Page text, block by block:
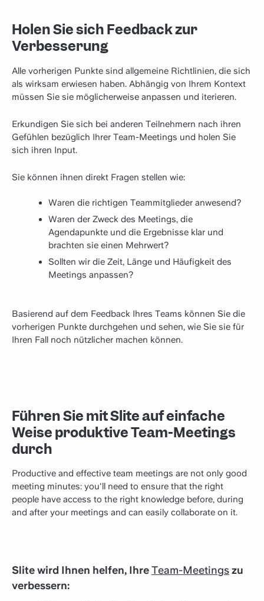
Holen Sie sich Feedback zur
Verbesserung
Alle vorherigen Punkte sind allgemeine Richtlinien, die sich
als wirksam erwiesen haben. Abhängig von Ihrem Kontext
müssen Sie sie möglicherweise anpassen und iterieren.
Erkundigen Sie sich bei anderen Teilnehmern nach ihren
Gefühlen bezüglich Ihrer Team-Meetings und holen Sie
sich ihren Input.
Sie können ihnen direkt Fragen stellen wie:
Waren die richtigen Teammitglieder anwesend?
Waren der Zweck des Meetings, die
Agendapunkte und die Ergebnisse klar und
brachten sie einen Mehrwert?
Sollten wir die Zeit, Länge und Häufigkeit des
Meetings anpassen?
Basierend auf dem Feedback Ihres Teams können Sie die
vorherigen Punkte durchgehen und sehen, wie Sie sie für
Ihren Fall noch nützlicher machen können.
Führen Sie mit Slite auf einfache
Weise produktive Team-Meetings
durch
Productive and effective team meetings are not only good
meeting minutes: you'll need to ensure that the right
people have access to the right knowledge before, during
and after your meetings and can easily collaborate on it.
Slite wird Ihnen helfen, IhreTeam-Meetingszu
verbessern: